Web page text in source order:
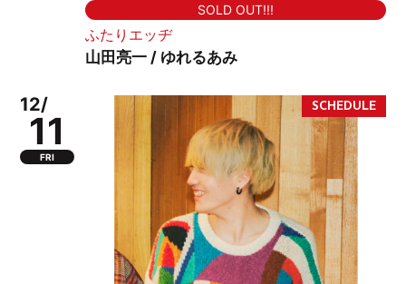
SOLD OUT!!!
ふたりエッヂ
山田亮一 / ゆれるあみ
12/
11
FRI